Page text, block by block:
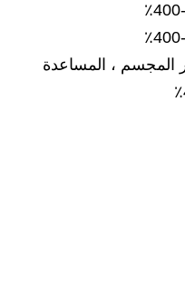
المجسم ، المساعدة